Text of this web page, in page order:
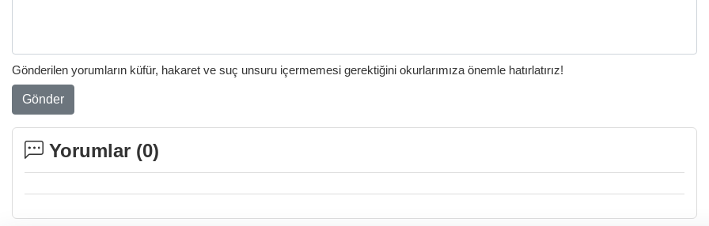
Gönderilen yorumların küfür, hakaret ve suç unsuru içermemesi gerektiğini okurlarımıza önemle hatırlatırız!
Gönder
Yorumlar (0)